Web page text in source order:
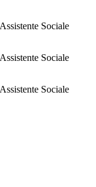
Assistente Sociale
Assistente Sociale
Assistente Sociale